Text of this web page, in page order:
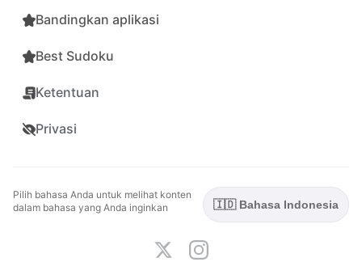
Bandingkan aplikasi
Best Sudoku
Ketentuan
Privasi
Pilih bahasa Anda untuk melihat konten
dalam bahasa yang Anda inginkan
🇮🇩 Bahasa Indonesia